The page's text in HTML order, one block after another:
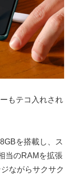
もテコ入れされ
を搭載し、ス
当のRAMを拡張
ながらサクサク